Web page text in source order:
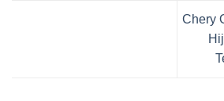
Chery